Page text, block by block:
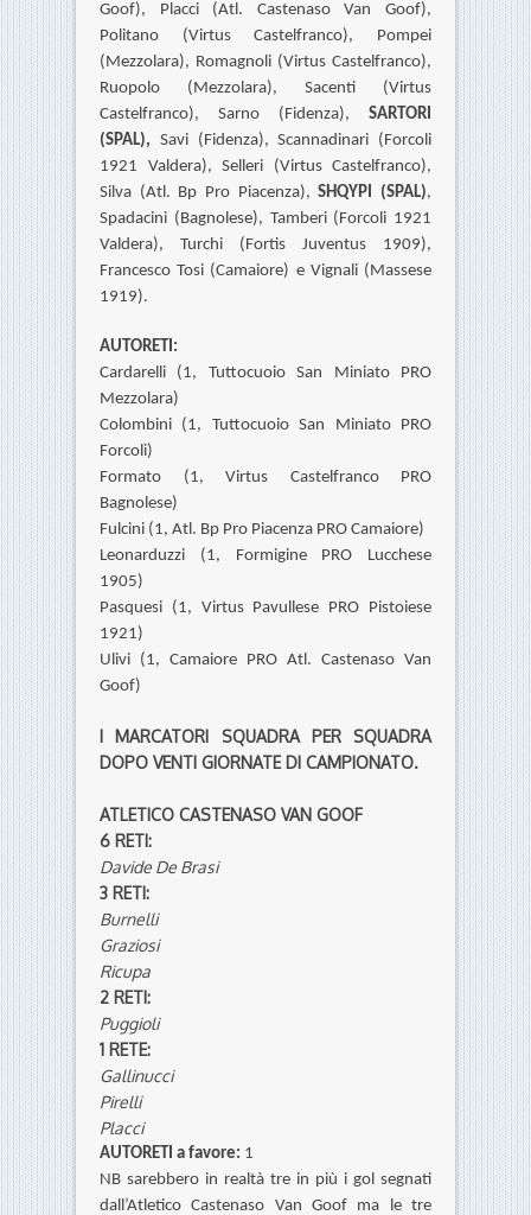
Goof), Placci (Atl. Castenaso Van Goof),
Politano (Virtus Castelfranco), Pompei
(Mezzolara), Romagnoli (Virtus Castelfranco),
Ruopolo (Mezzolara), Sacenti (Virtus
Castelfranco), Sarno (Fidenza), SARTORI
(SPAL), Savi (Fidenza), Scannadinari (Forcoli
1921 Valdera), Selleri (Virtus Castelfranco),
Silva (Atl. Bp Pro Piacenza),SHQYPI (SPAL),
Spadacini (Bagnolese), Tamberi (Forcoli 1921
Valdera), Turchi (Fortis Juventus 1909),
Francesco Tosi (Camaiore) e Vignali (Massese
1919).
AUTORETI:
Cardarelli (1, Tuttocuoio San Miniato PRO
Mezzolara)
Colombini (1, Tuttocuoio San Miniato PRO
Forcoli)
Formato (1, Virtus Castelfranco PRO
Bagnolese)
Fulcini (1, Atl. Bp Pro Piacenza PRO Camaiore)
Leonarduzzi (1, Formigine PRO Lucchese
1905)
Pasquesi (1, Virtus Pavullese PRO Pistoiese
1921)
Ulivi (1, Camaiore PRO Atl. Castenaso Van
Goof)
I MARCATORI SQUADRA PER SQUADRA
DOPO VENTI GIORNATE DI CAMPIONATO.
ATLETICO CASTENASO VAN GOOF
6 RETI:
Davide De Brasi
3 RETI:
Burnelli
Graziosi
Ricupa
2 RETI:
Puggioli
1 RETE:
Gallinucci
Pirelli
Placci
AUTORETI a favore: 1
NB sarebbero in realtà tre in più i gol segnati
dall’Atletico Castenaso Van Goof ma le tre